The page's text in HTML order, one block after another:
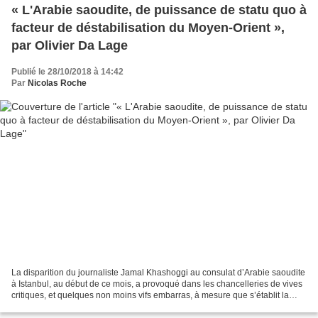
« L'Arabie saoudite, de puissance de statu quo à
facteur de déstabilisation du Moyen-Orient »,
par Olivier Da Lage
Publié le 28/10/2018 à 14:42
Par Nicolas Roche
La disparition du journaliste Jamal Khashoggi au consulat d’Arabie saoudite
à Istanbul, au début de ce mois, a provoqué dans les chancelleries de vives
critiques, et quelques non moins vifs embarras, à mesure que s’établit la